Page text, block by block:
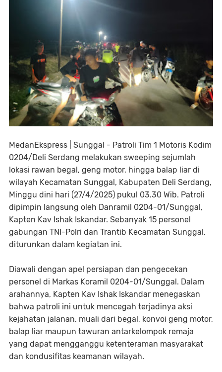
MedanEkspress | Sunggal - Patroli Tim 1 Motoris Kodim
0204/Deli Serdang melakukan sweeping sejumlah
lokasi rawan begal, geng motor, hingga balap liar di
wilayah Kecamatan Sunggal, Kabupaten Deli Serdang,
Minggu dini hari (27/4/2025) pukul 03.30 Wib. Patroli
dipimpin langsung oleh Danramil 0204-01/Sunggal,
Kapten Kav Ishak Iskandar. Sebanyak 15 personel
gabungan TNI-Polri dan Trantib Kecamatan Sunggal,
diturunkan dalam kegiatan ini.
Diawali dengan apel persiapan dan pengecekan
personel di Markas Koramil 0204-01/Sunggal. Dalam
arahannya, Kapten Kav Ishak Iskandar menegaskan
bahwa patroli ini untuk mencegah terjadinya aksi
kejahatan jalanan, muali dari begal, konvoi geng motor,
balap liar maupun tawuran antarkelompok remaja
yang dapat mengganggu ketenteraman masyarakat
dan kondusifitas keamanan wilayah.